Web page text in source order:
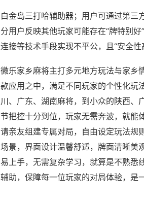
白金岛三打哈辅助器；用户可通过第三
分用户反映其他玩家可能存在“牌特别
连接等技术手段实现不平公，且“安全性
微乐家乡麻将主打多元地方玩法与家乡
款应用之中，满足不同玩家的个性化玩
川、广东、湖南麻将，到小众的陕西、
节把控十分到位，玩家无需奔波，就能
请亲友组建专属对局，自由设定玩法规
场景，界面设计温馨舒适，牌面清晰美
易上手，无需复杂学习，就算是不熟悉
辅助，保障每一位玩家的对局体验，是